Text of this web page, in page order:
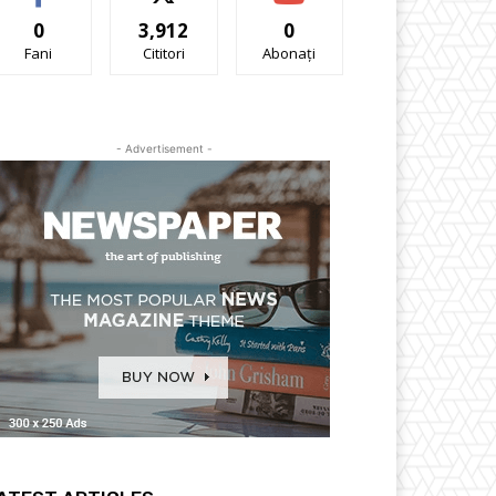
0
Fani
3,912
Cititori
0
Abonați
- Advertisement -